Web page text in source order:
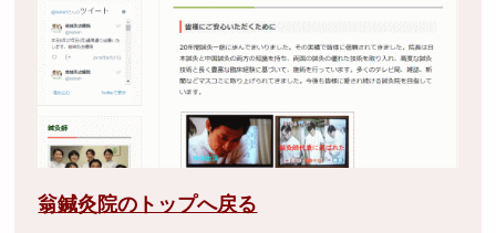
翁鍼灸院のトップへ戻る